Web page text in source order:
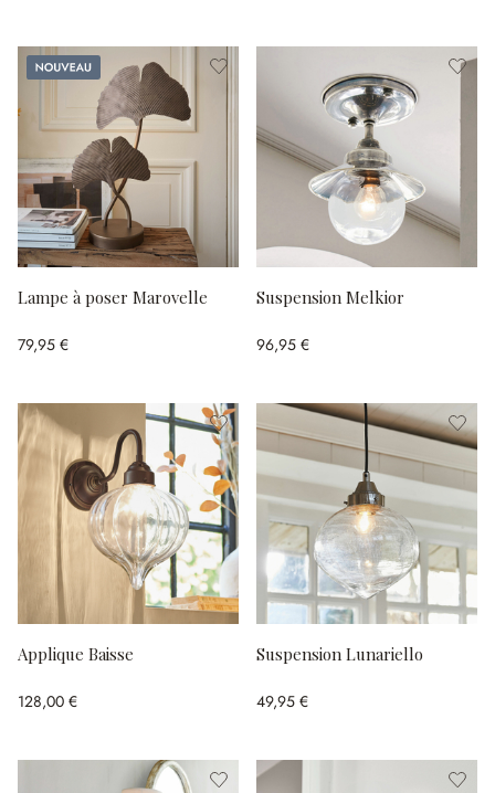
Nouveau
Lampe à poser Marovelle
79,95 €
Suspension Melkior
96,95 €
Applique Baisse
128,00 €
Suspension Lunariello
49,95 €